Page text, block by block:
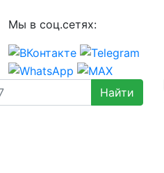
Мы в соц.сетях: